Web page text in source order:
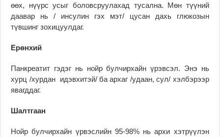
өөх, нүүрс усыг боловсруулахад тусална. Мөн түүний
даавар нь / инсулин гэх мэт/ цусан дахь глюкозын
түвшинг зохицуулдаг.
Ерөнхий
Панкреатит гэдэг нь нойр булчирхайн үрэвсэл. Энэ нь
хурц /хурдан идэвхитэй/ ба архаг /удаан, сул/ хэлбэрээр
явагддаг.
Шалтгаан
Нойр булчирхайн үрвэслийн 95-98% нь архи хэтрүүлэн